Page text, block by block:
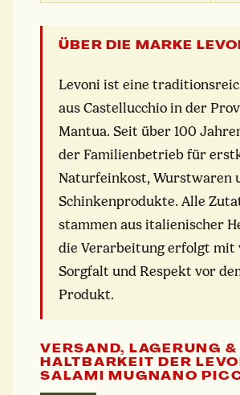
ÜBER DIE MARKE
Levoni ist eine
aus Castellucchio in der
Mantua. Seit über 100
der Familienbetrieb für
Naturfeinkost, Wurstwaren
Schinkenprodukte. Alle
stammen aus italienischer
die Verarbeitung erfolgt mit
Sorgfalt und Respekt vor
Produkt.
VERSAND, LAGERUNG &
HALTBARKEIT DER
SALAMI MUGNANO